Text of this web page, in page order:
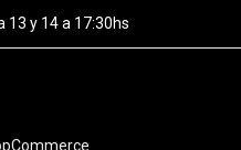
13 y 14 a 17:30hs